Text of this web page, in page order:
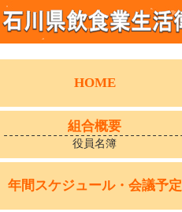
HOME
組合概要
役員名簿
年間スケジュール・会議予定